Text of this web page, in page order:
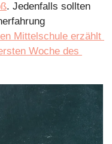
. Jedenfalls sollten
Mittelschule erzählt
Woche des